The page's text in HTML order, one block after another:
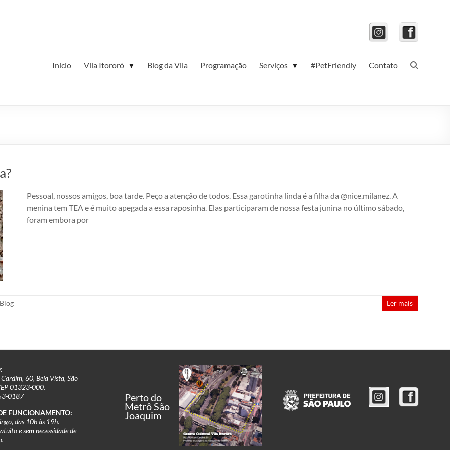
Início Vila Itororó ▼ Blog da Vila Programação Serviços ▼ #PetFriendly Contato
Pessoal, nossos amigos, boa tarde. Peço a atenção de todos. Essa garotinha linda é a filha da @nice.milanez. A
menina tem TEA e é muito apegada a essa raposinha. Elas participaram de nossa festa junina no último sábado,
foram embora por
Blog Ler mais
60, Bela Vista, São
01323-000.
0187
FUNCIONAMENTO:
das 10h às 19h.
e sem necessidade de
Perto do
Metrô São
Joaquim